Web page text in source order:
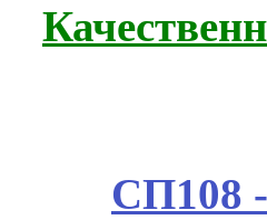
СП108